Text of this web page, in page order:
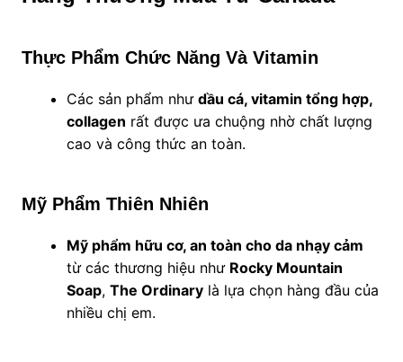
Thực Phẩm Chức Năng Và Vitamin
Các sản phẩm như dầu cá, vitamin tổng hợp,
collagen rất được ưa chuộng nhờ chất lượng
cao và công thức an toàn.
Mỹ Phẩm Thiên Nhiên
Mỹ phẩm hữu cơ, an toàn cho da nhạy cảm
từ các thương hiệu như Rocky Mountain
Soap, The Ordinarylà lựa chọn hàng đầu của
nhiều chị em.